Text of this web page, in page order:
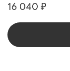
16 040 ₽